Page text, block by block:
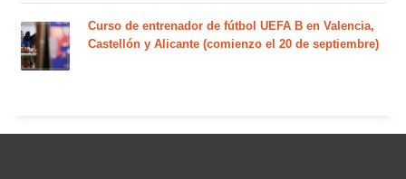
Curso de entrenador de fútbol UEFA B en Valencia,
Castellón y Alicante (comienzo el 20 de septiembre)